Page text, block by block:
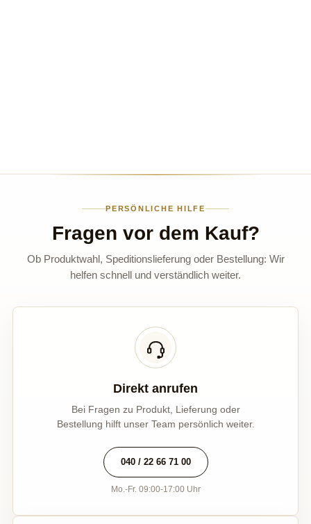
PERSÖNLICHE HILFE
Fragen vor dem Kauf?
Ob Produktwahl, Speditionslieferung oder Bestellung: Wir
helfen schnell und verständlich weiter.
Direkt anrufen
Bei Fragen zu Produkt, Lieferung oder
Bestellung hilft unser Team persönlich weiter.
040 / 22 66 71 00
Mo.-Fr. 09:00-17:00 Uhr